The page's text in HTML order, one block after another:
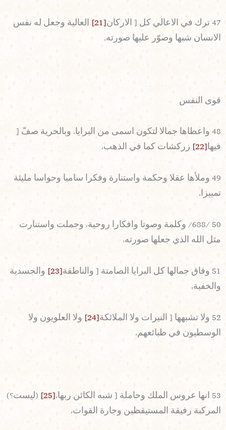
47 ترك في الاعالي كل [ الاركان [21]
العالية وجعل له نفس
الانسان شبها وصوّر عليها صورته.
قوى النفس
48 واعطاها جمالا لتكون اسمى من البرايا، وبالحرية صفّ [
فيها [22] زركشات كما في الذهب،
49 وملأها عقلا وحكمة واستنارة وفكرا ساميا وحواسا مليئة
تمييزا،
50 /688/ وكلمة وصوتا وافكارا روحية، وجملت واستنارت
مثل الله الذي جعلها صورته،
51 وفاق جمالها كل البرايا الصامتة [ والناطقة [23]
والجسدية
والخفية،
52 ولا تشبهها [ النيرات ولا الملائكة [24]
ولا العلويون ولا
الوسطيون في طبائعهم،
53 انها عروس الملك وحاملة [ شبه الكائن ربها، [25]
(ليست؟)
المركبة رفيقة المستيقظين وجارة القوات،